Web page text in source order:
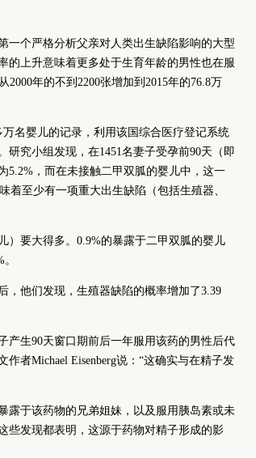
一个严格分析父亲对人类出生缺陷影响的大型
的上升意味着更多处于生育年龄的男性也在服
年的不到2200张增加到2015年的76.8万
名婴儿的记录，利用该国综合医疗登记系统
究小组发现，在1451名妻子受孕前90天（即
5.2%，而在未接触二甲双胍的婴儿中，这一
着至少有一项重大出生缺陷（包括生殖器、
）要大得多。0.9%的暴露于二甲双胍的婴儿
，他们发现，生殖器缺陷的概率增加了3.39
产生90天窗口期前后一年服用该药的男性后代
者Michael Eisenberg说：“这确实与在精子发
露于该药物的兄弟姐妹，以及服用胰岛素或未
些发现都表明，这源于药物对精子形成的影